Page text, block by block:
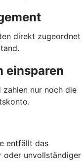
direkt zugeordnet
einsparen
zahlen nur noch die
entfällt das
oder unvollständiger